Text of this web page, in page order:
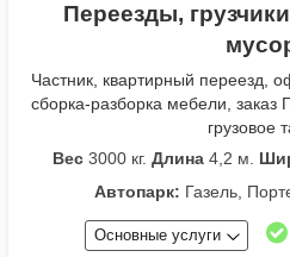
Переезды,
Частник, квартирный переезд,
сборка-разборка мебели, заказ
грузовое
Вес 3000 кг. Длина 4,2 м.
Автопарк: Газель,
Основные услуги